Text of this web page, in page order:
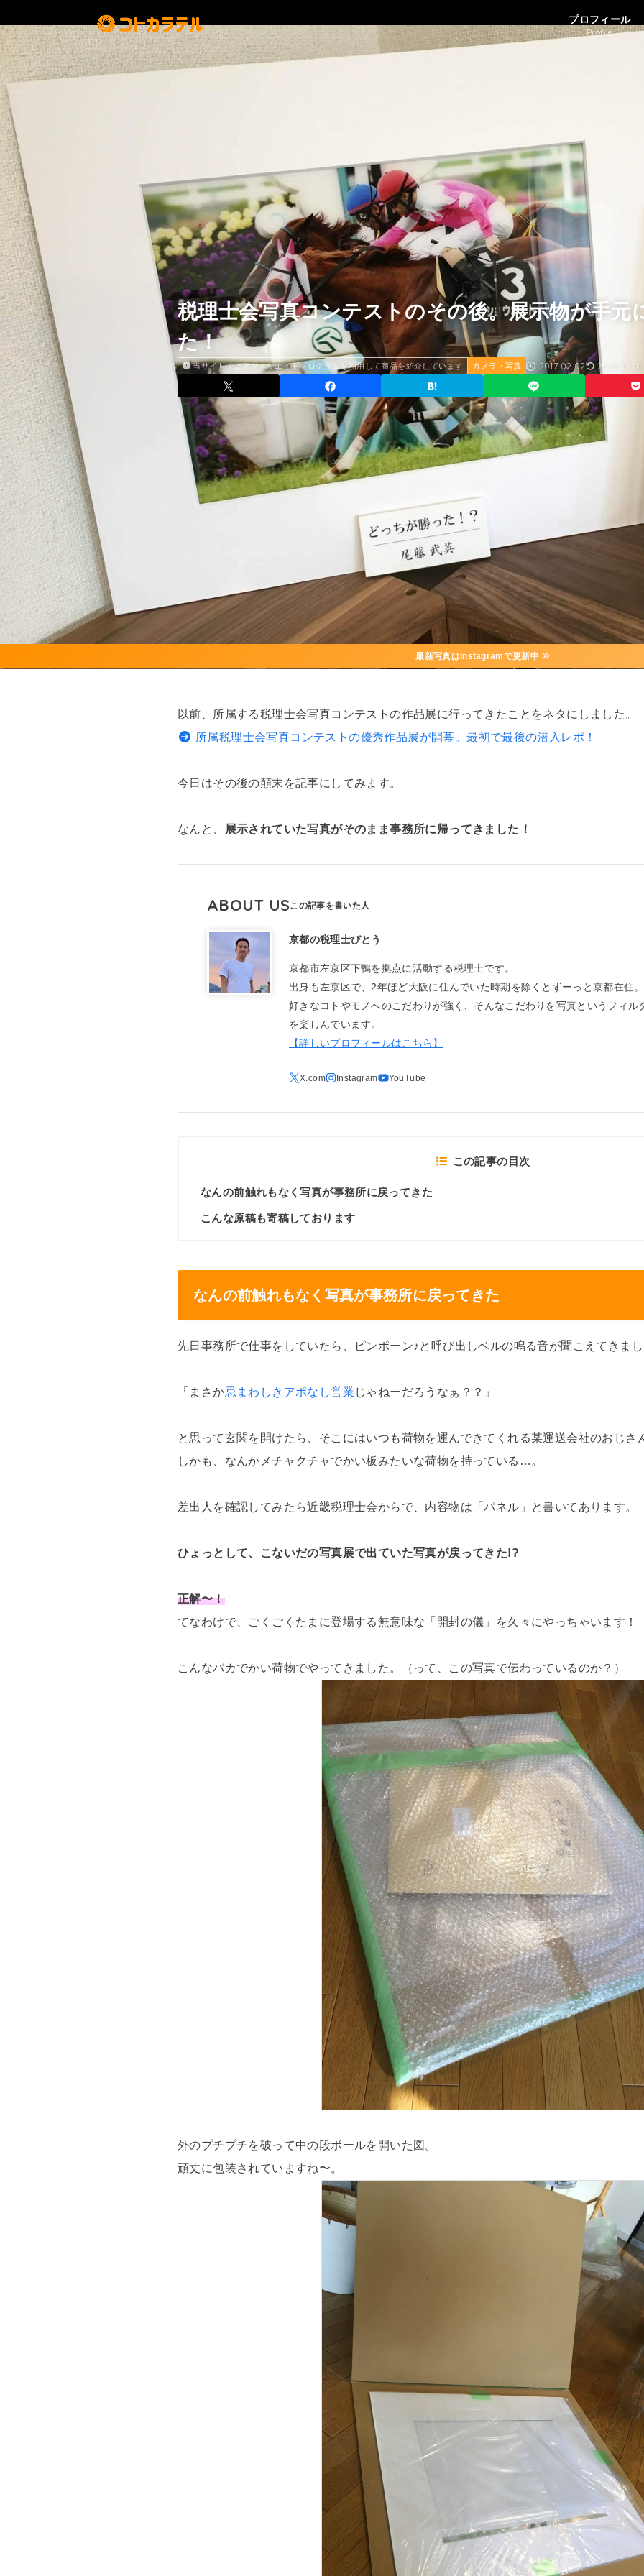
プロフィール
Profile
税理士会写真コンテストのその後。展示物が手元
た！
当サイトではアフィリエイトプログラムを利用して商品を紹介しています カメラ・写真 2017.02.02 2024.10.01
最新写真はInstagramで更新中
以前、所属する税理士会写真コンテストの作品展に行ってきたことをネタにしました。
所属税理士会写真コンテストの優秀作品展が開幕。最初で最後の潜入レポ！
今日はその後の顛末を記事にしてみます。
なんと、 展示されていた写真がそのまま事務所に帰ってきました！
ABOUT US
京都の税理士びとう
京都市左京区下鴨を拠点に活動する税理士です。
出身も左京区で、2年ほど大阪に住んでいた時期を除くとずーっと京都在住。
好きなコトやモノへのこだわりが強く、そんなこだわりを写真というフィル
を楽しんでいます。
【詳しいプロフィールはこちら】
この記事の目次
なんの前触れもなく写真が事務所に戻ってきた
こんな原稿も寄稿しております
なんの前触れもなく写真が事務所に戻ってきた
先日事務所で仕事をしていたら、ピンポーン♪と呼び出しベルの鳴る音が聞こえてきまし
「まさか忌まわしきアポなし営業 じゃねーだろうなぁ？？」
と思って玄関を開けたら、そこにはいつも荷物を運んできてくれる某運送会社のおじさ
しかも、なんかメチャクチャでかい板みたいな荷物を持っている…。
差出人を確認してみたら近畿税理士会からで、内容物は「パネル」と書いてあります。
ひょっとして、こないだの写真展で出ていた写真が戻ってきた!?
正解〜！
てなわけで、ごくごくたまに登場する無意味な「開封の儀」を久々にやっちゃいます！
こんなバカでかい荷物でやってきました。（って、この写真で伝わっているのか？）
外のプチプチを破って中の段ボールを開いた図。
頑丈に包装されていますね〜。